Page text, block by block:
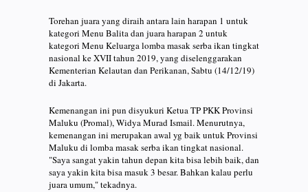
Torehan juara yang diraih antara lain harapan 1 untuk
kategori Menu Balita dan juara harapan 2 untuk
kategori Menu Keluarga lomba masak serba ikan tingkat
nasional ke XVII tahun 2019, yang diselenggarakan
Kementerian Kelautan dan Perikanan, Sabtu (14/12/19)
di Jakarta.
Kemenangan ini pun disyukuri Ketua TP PKK Provinsi
Maluku (Promal), Widya Murad Ismail. Menurutnya,
kemenangan ini merupakan awal yg baik untuk Provinsi
Maluku di lomba masak serba ikan tingkat nasional.
"Saya sangat yakin tahun depan kita bisa lebih baik, dan
saya yakin kita bisa masuk 3 besar. Bahkan kalau perlu
juara umum," tekadnya.